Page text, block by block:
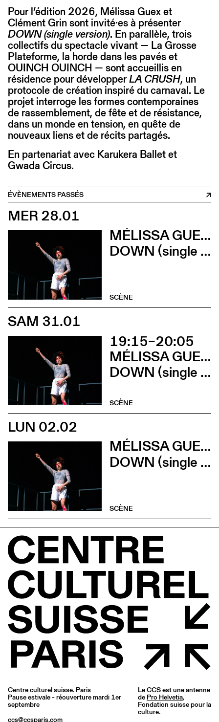
Pour l’édition 2026, Mélissa Guex et
Clément Grin sont invité·es à présenter
DOWN (single version). En parallèle, trois
collectifs du spectacle vivant — La Grosse
Plateforme, la horde dans les pavés et
OUINCH OUINCH — sont accueillis en
résidence pour développerLA CRUSH, un
protocole de création inspiré du carnaval. Le
projet interroge les formes contemporaines
de rassemblement, de fête et de résistance,
dans un monde en tension, en quête de
nouveaux liens et de récits partagés.
En partenariat avec Karukera Ballet et
Gwada Circus.
ÉVÈNEMENTS PASSÉS
MER 28.01
MÉLISSA GUEX ET CLÉMENT GRIN
DOWN (single version) (Karukera Ballet)
SCÈNE
SAM 31.01
19:15–20:05
MÉLISSA GUEX ET CLÉMENT GRIN
DOWN (single version) (Parvis de l’Artchipel)
SCÈNE
LUN 02.02
MÉLISSA GUEX ET CLÉMENT GRIN
DOWN (single version) (Lycée Gerville Réache)
SCÈNE
Centre culturel suisse. Paris
Pause estivale - réouverture mardi 1er
septembre
ccs@ccsparis.com
Le CCS est une antenne
de Pro Helvetia,
Fondation suisse pour la
culture.